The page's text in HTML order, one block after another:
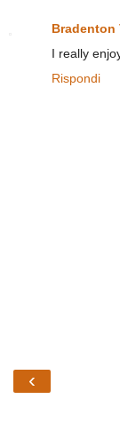
Bradenton
I really
Rispondi
‹